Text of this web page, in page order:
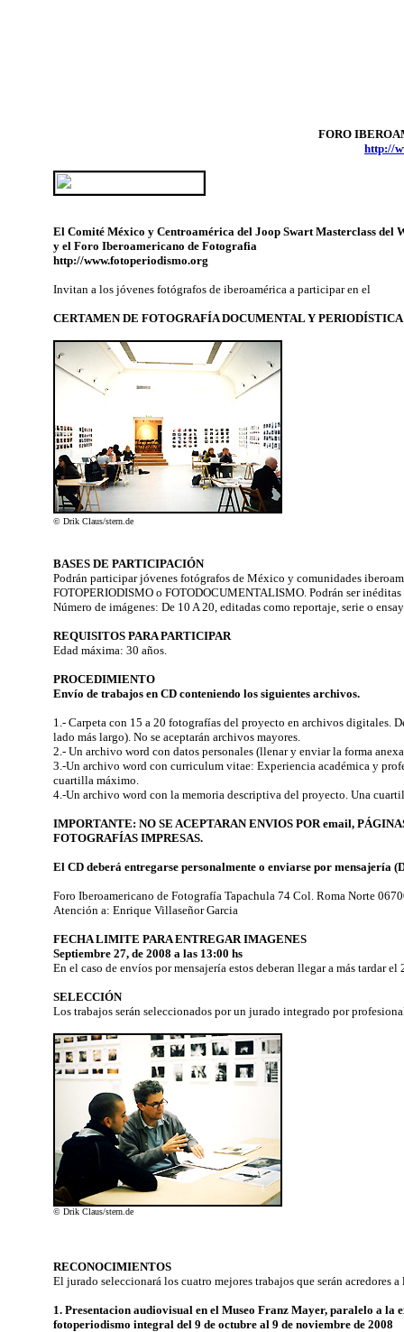
FORO
http://
El Comité México y Centroamérica del Joop Swart Masterclass del
y el Foro Iberoamericano de Fotografia
http://www.fotoperiodismo.org
Invitan a los jóvenes fotógrafos de iberoamérica a participar en el
CERTAMEN DE FOTOGRAFÍA DOCUMENTAL Y PERIODÍSTICA
© Drik Claus/stern.de
BASES DE PARTICIPACIÓN
Podrán participar jóvenes fotógrafos de México y comunidades
FOTOPERIODISMO o FOTODOCUMENTALISMO. Podrán ser
Número de imágenes: De 10 A 20, editadas como reportaje, serie o
REQUISITOS PARA PARTICIPAR
Edad máxima: 30 años.
PROCEDIMIENTO
Envío de trabajos en CD conteniendo los siguientes archivos.
1.- Carpeta con 15 a 20 fotografías del proyecto en archivos digitales.
lado más largo). No se aceptarán archivos mayores.
2.- Un archivo word con datos personales (llenar y enviar la forma
3.-Un archivo word con curriculum vitae: Experiencia académica y
cuartilla máximo.
4.-Un archivo word con la memoria descriptiva del proyecto. Una
IMPORTANTE: NO SE ACEPTARAN ENVIOS POR email,
FOTOGRAFÍAS IMPRESAS.
El CD deberá entregarse personalmente o enviarse por mensajería
Foro Iberoamericano de Fotografía Tapachula 74 Col. Roma Norte
Atención a: Enrique Villaseñor Garcia
FECHA LIMITE PARA ENTREGAR IMAGENES
Septiembre 27, de 2008 a las 13:00 hs
En el caso de envíos por mensajería estos deberan llegar a más tardar el
SELECCIÓN
Los trabajos serán seleccionados por un jurado integrado por
© Drik Claus/stern.de
RECONOCIMIENTOS
El jurado seleccionará los cuatro mejores trabajos que serán acredores
1. Presentacion audiovisual en el Museo Franz Mayer, paralelo a la
fotoperiodismo integral del 9 de octubre al 9 de noviembre de 2008